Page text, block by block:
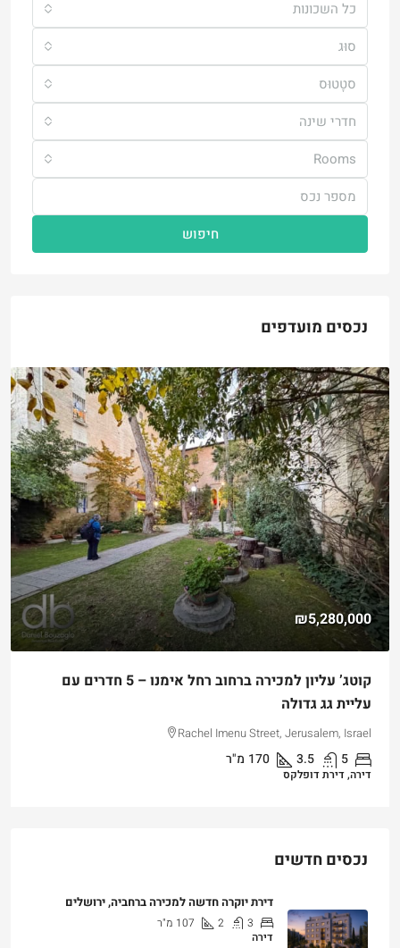
כל השכונות
סוּג
סטָטוּס
חדרי שינה
Rooms
חיפוש
נכסים מועדפים
₪5,280,000
קוטג’ עליון למכירה ברחוב רחל אימנו – 5 חדרים עם
עליית גג גדולה
Rachel Imenu Street, Jerusalem, Israel
5
3.5
170 מ"ר
דירה, דירת דופלקס
נכסים חדשים
דירת יוקרה חדשה למכירה ברחביה, ירושלים
3
2
107 מ"ר
דירה